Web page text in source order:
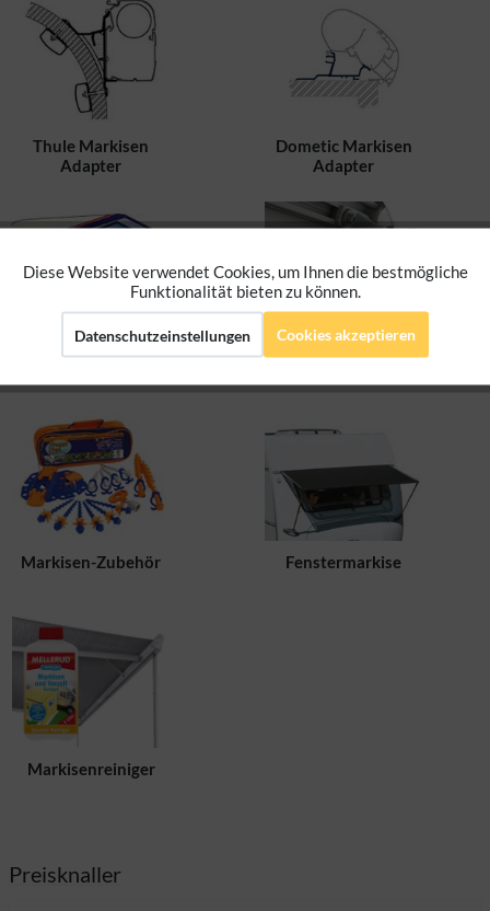
Thule Markisen
Adapter
Dometic Markisen
Adapter
Sturmband,
Markisenbeleuchtung
Markisen-Zubehör Fenstermarkise
Markisenreiniger
Preisknaller
Funktionale Aktiv
Marketing Aktiv
Personalisierung Aktiv
Diese Website verwendet Cookies, um Ihnen die bestmögliche
Funktionalität bieten zu können.
Datenschutzeinstellungen Cookies akzeptieren